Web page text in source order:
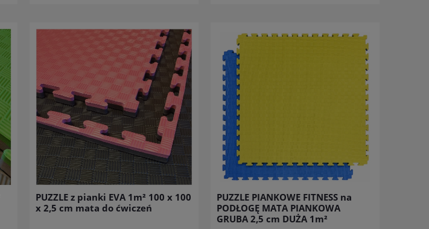
PUZZLE z pianki EVA 1m² 100 x 100
x 2,5 cm mata do ćwiczeń
PUZZLE PIANKOWE FITNESS na
PODŁOGĘ MATA PIANKOWA
GRUBA 2,5 cm DUŻA 1m²